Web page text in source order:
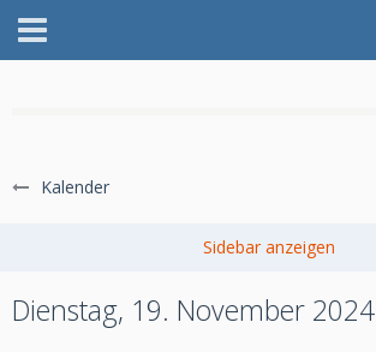
jetzt anmelden
Kalender
Dienstag, 19. November 2024